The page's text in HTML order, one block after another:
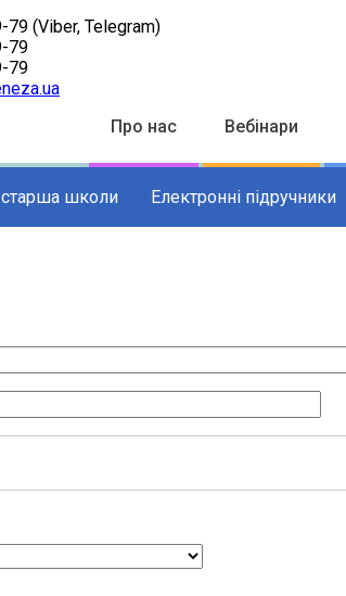
79 (Viber, Telegram)
79
79
Top
Menu
Про нас Вебінари
школи Електронні підручники